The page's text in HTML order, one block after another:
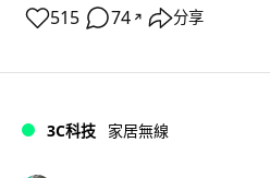
515 74 ↗ 分享
3C科技 家居無線